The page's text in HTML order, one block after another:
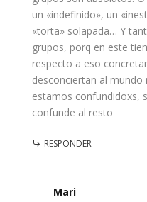
un «indefinido», un
«torta» solapada… Y
grupos, porq en este
respecto a eso
desconciertan al
estamos confundidoxs,
confunde al resto
RESPONDER
Mari